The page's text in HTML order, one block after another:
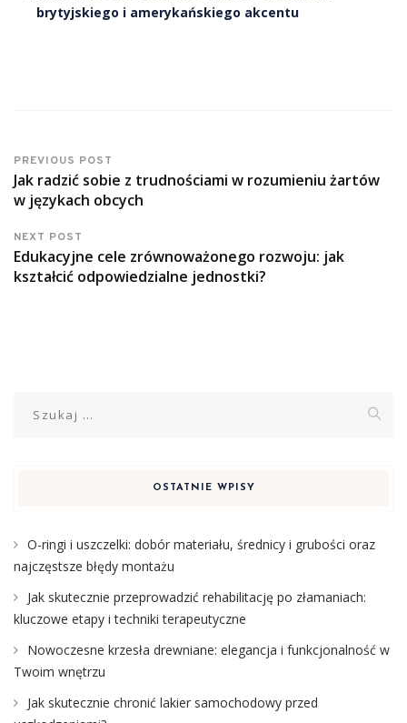
brytyjskiego i amerykańskiego akcentu
PREVIOUS POST
Jak radzić sobie z trudnościami w rozumieniu żartów
w językach obcych
NEXT POST
Edukacyjne cele zrównoważonego rozwoju: jak
kształcić odpowiedzialne jednostki?
OSTATNIE WPISY
O-ringi i uszczelki: dobór materiału, średnicy i grubości oraz
najczęstsze błędy montażu
Jak skutecznie przeprowadzić rehabilitację po złamaniach:
kluczowe etapy i techniki terapeutyczne
Nowoczesne krzesła drewniane: elegancja i funkcjonalność w
Twoim wnętrzu
Jak skutecznie chronić lakier samochodowy przed